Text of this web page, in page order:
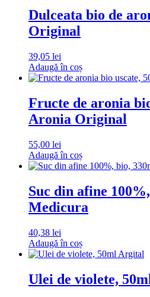
Dulceata bio de
Original
39,05 lei
Adaugă în coș
Fructe de aronia
Aronia Original
55,00 lei
Adaugă în coș
Suc din afine
Medicura
40,38 lei
Adaugă în coș
Ulei de violete,